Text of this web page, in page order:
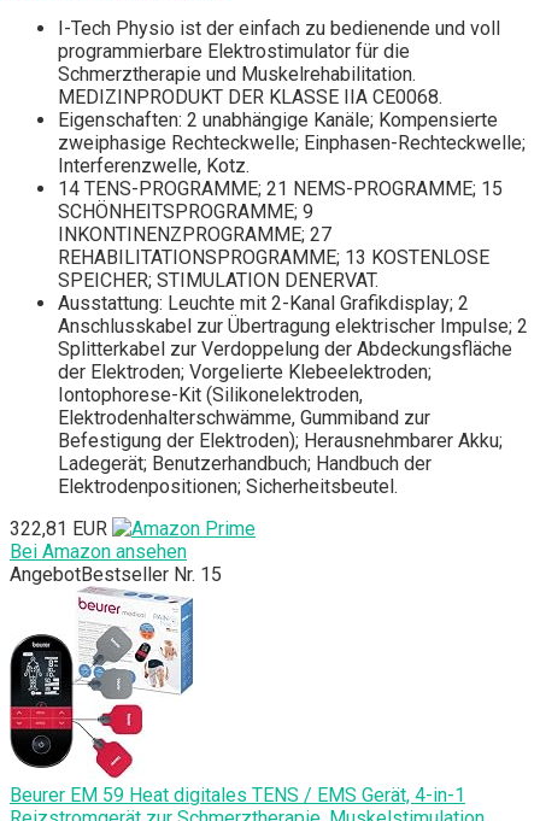
I-Tech Physio ist der einfach zu bedienende und voll
programmierbare Elektrostimulator für die
Schmerztherapie und Muskelrehabilitation.
MEDIZINPRODUKT DER KLASSE IIA CE0068.
Eigenschaften: 2 unabhängige Kanäle; Kompensierte
zweiphasige Rechteckwelle; Einphasen-Rechteckwelle;
Interferenzwelle, Kotz.
14 TENS-PROGRAMME; 21 NEMS-PROGRAMME; 15
SCHÖNHEITSPROGRAMME; 9
INKONTINENZPROGRAMME; 27
REHABILITATIONSPROGRAMME; 13 KOSTENLOSE
SPEICHER; STIMULATION DENERVAT.
Ausstattung: Leuchte mit 2-Kanal Grafikdisplay; 2
Anschlusskabel zur Übertragung elektrischer Impulse; 2
Splitterkabel zur Verdoppelung der Abdeckungsfläche
der Elektroden; Vorgelierte Klebeelektroden;
Iontophorese-Kit (Silikonelektroden,
Elektrodenhalterschwämme, Gummiband zur
Befestigung der Elektroden); Herausnehmbarer Akku;
Ladegerät; Benutzerhandbuch; Handbuch der
Elektrodenpositionen; Sicherheitsbeutel.
322,81 EUR
Bei Amazon ansehen
AngebotBestseller Nr. 15
Beurer EM 59 Heat digitales TENS / EMS Gerät, 4-in-1